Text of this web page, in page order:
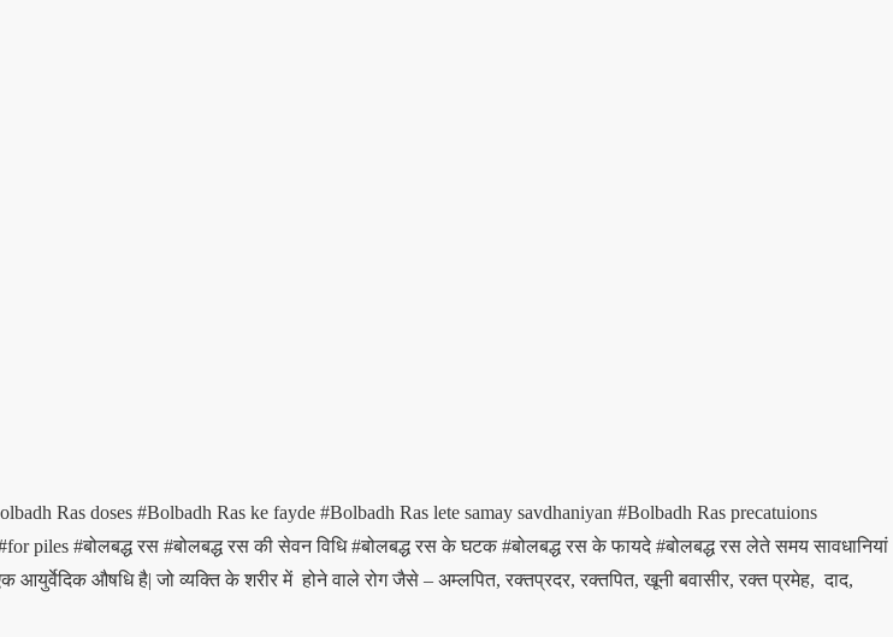
Ras doses #Bolbadh Ras ke fayde #Bolbadh Ras lete samay savdhaniyan #Bolbadh Ras precatuions
piles #बोलबद्ध रस #बोलबद्ध रस की सेवन विधि#बोलबद्ध रस के घटक#बोलबद्ध रस के फायदे#बोलबद्ध रस लेते समय सावधानियां
औषधि है| जो व्यक्ति के शरीर में होने वाले रोग जैसे – अम्लपित, रक्तप्रदर, रक्तपित, खूनी बवासीर, रक्त प्रमेह, दाद,